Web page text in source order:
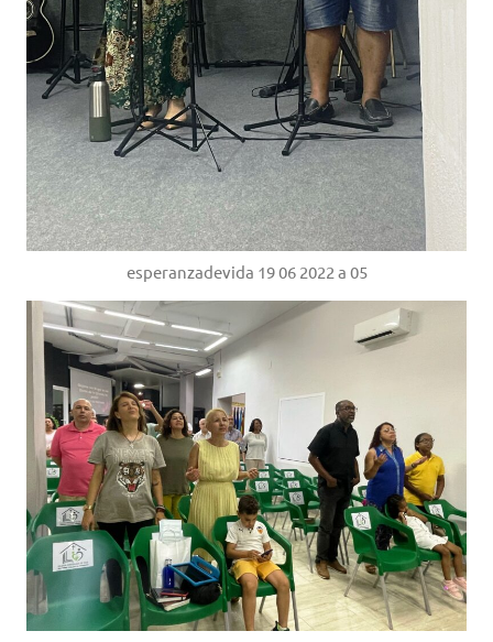
esperanzadevida 19 06 2022 a 05